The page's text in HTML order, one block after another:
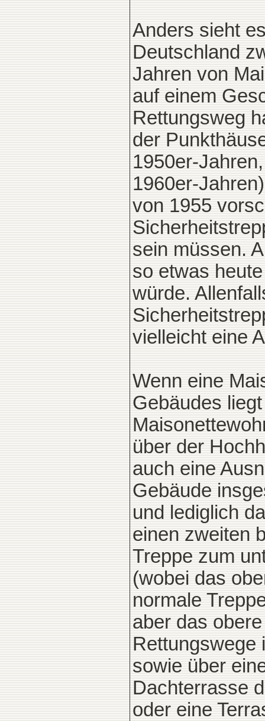
Anders sieht
Deutschland
Jahren von
auf einem
Rettungsweg
der
1950er-
1960er-
von 1955
sein müssen.
so etwas
würde.
vielleicht eine
Wenn eine
Gebäudes
über der
auch eine
Gebäude
und lediglich
einen zweiten
Treppe zum
(wobei das
normale
aber das
Rettungswege
sowie über
Dachterrasse
oder eine